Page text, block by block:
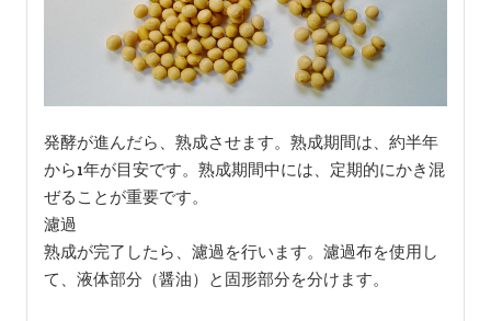
発酵が進んだら、熟成させます。熟成期間は、約半年
から1年が目安です。熟成期間中には、定期的にかき混
ぜることが重要です。
濾過
熟成が完了したら、濾過を行います。濾過布を使用し
て、液体部分（醤油）と固形部分を分けます。